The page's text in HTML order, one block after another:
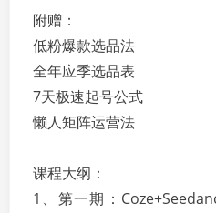
附赠：
低粉爆款选品法
全年应季选品表
7天极速起号公式
懒人矩阵运营法
课程大纲：
1、第一期：